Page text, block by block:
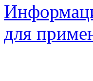
для